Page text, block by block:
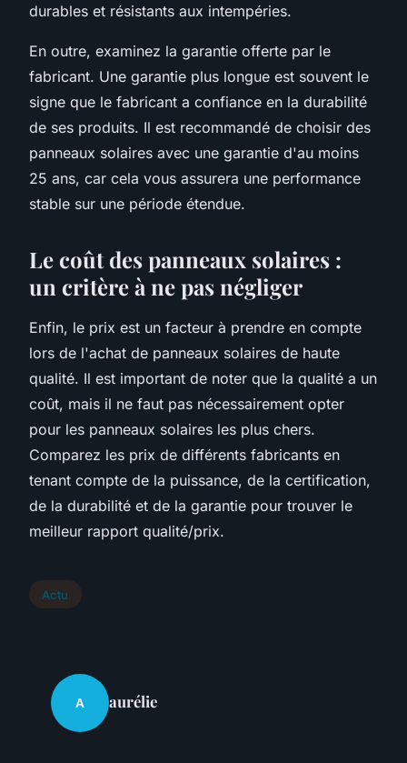
durables et résistants aux intempéries.
En outre, examinez la garantie offerte par le
fabricant. Une garantie plus longue est souvent le
signe que le fabricant a confiance en la durabilité
de ses produits. Il est recommandé de choisir des
panneaux solaires avec une garantie d'au moins
25 ans, car cela vous assurera une performance
stable sur une période étendue.
Le coût des panneaux solaires :
un critère à ne pas négliger
Enfin, le prix est un facteur à prendre en compte
lors de l'achat de panneaux solaires de haute
qualité. Il est important de noter que la qualité a un
coût, mais il ne faut pas nécessairement opter
pour les panneaux solaires les plus chers.
Comparez les prix de différents fabricants en
tenant compte de la puissance, de la certification,
de la durabilité et de la garantie pour trouver le
meilleur rapport qualité/prix.
Actu
A aurélie